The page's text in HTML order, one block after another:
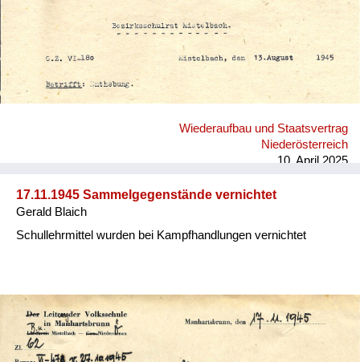
Wiederaufbau und Staatsvertrag
Niederösterreich
10. April 2025
17.11.1945 Sammelgegenstände vernichtet
Gerald Blaich
Schullehrmittel wurden bei Kampfhandlungen vernichtet